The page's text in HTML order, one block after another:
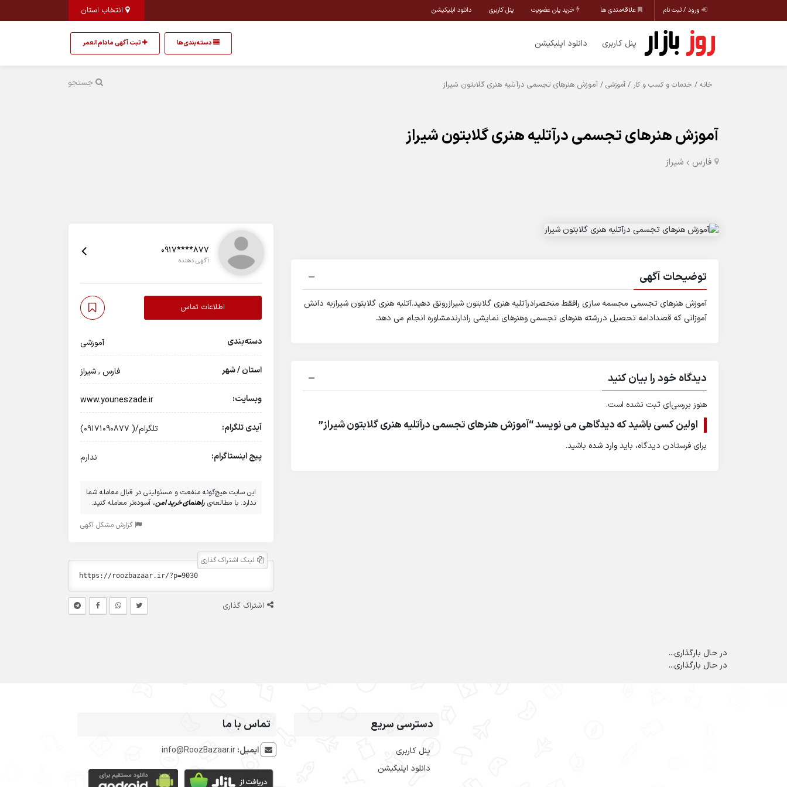
ورود / ثبت نام علاقه‌مندی ها خرید پلن عضویت پنل کاربری دانلود اپلیکیشن
پنل کاربری دانلود اپلیکیشن دسته‌بندی‌ها ثبت آگهی مادام‌العمر
جستجو خانه / خدمات و کسب و کار / آموزشی / آموزش هنرهای تجسمی درآتلیه هنری گلابتون شیراز
آموزش هنرهای تجسمی درآتلیه هنری گلابتون شیراز
فارس شیراز
توضیحات آگهی
آموزش هنرهای تجسمی مجسمه سازی رافقط منحصرادرآتلیه هنری گلابتون شیرازرونق دهید.آتلیه هنری گلابتون شیرازبه دانش
آموزانی که قصدادامه تحصیل دررشته هنرهای تجسمی وهنرهای نمایشی رادارندمشاوره انجام می دهد.
دیدگاه خود را بیان کنید
هنوز بررسی‌ای ثبت نشده است.
اولین کسی باشید که دیدگاهی می نویسد “آموزش هنرهای تجسمی درآتلیه هنری گلابتون شیراز”
برای فرستادن دیدگاه، بایدوارد شده باشید.
0917****877
آگهی دهنده
اطلاعات تماس
دسته‌بندی آموزشی
استان / شهر فارس ,شیراز
وبسایت: www.youneszade.ir
آیدی تلگرام: تلگرام/( 09171090877)
پیج اینستاگرام: ندارم
این سایت هیچ‌گونه منفعت و مسئولیتی در قبال معامله شما
ندارد. با مطالعه‌ی راهنمای خرید امن، آسوده‌تر معامله کنید.
گزارش مشکل آگهی
لینک اشتراک گذاری
اشتراک گذاری
در حال بارگذاری...
در حال بارگذاری...
دسترسی سریع
پنل کاربری
دانلود اپلیکیشن
تماس با ما
ایمیل:info@RoozBazaar.ir